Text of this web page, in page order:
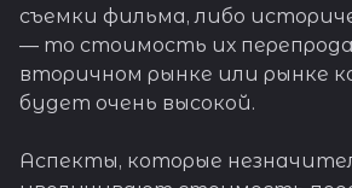
съемки фильма, либо
— то стоимость их
вторичном рынке или рынке
будет очень высокой.
Аспекты, которые